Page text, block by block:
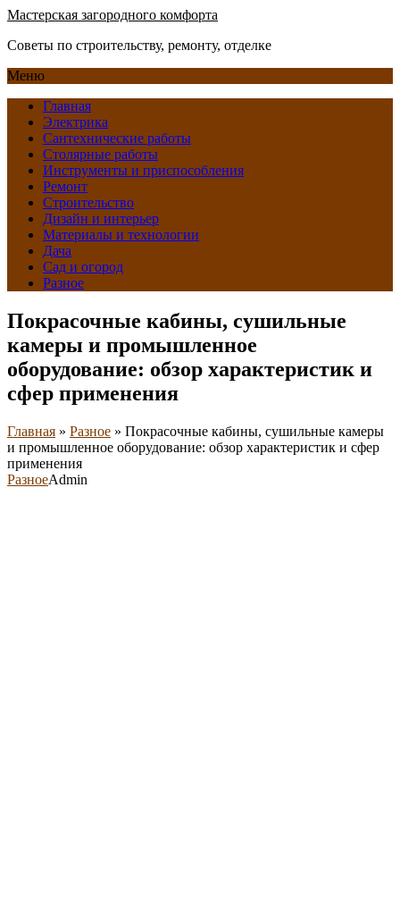
Мастерская загородного комфорта
Советы по строительству, ремонту, отделке
Меню
Главная
Электрика
Сантехнические работы
Столярные работы
Инструменты и приспособления
Ремонт
Строительство
Дизайн и интерьер
Материалы и технологии
Дача
Сад и огород
Разное
Покрасочные кабины, сушильные
камеры и промышленное
оборудование: обзор характеристик и
сфер применения
Главная » Разное » Покрасочные кабины, сушильные камеры
и промышленное оборудование: обзор характеристик и сфер
применения
РазноеAdmin